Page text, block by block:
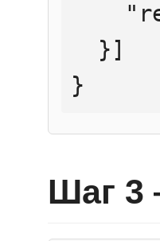
}
Шаг 3